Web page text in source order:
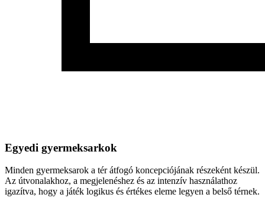
Egyedi gyermeksarkok
Minden gyermeksarok a tér átfogó koncepciójának részeként készül.
Az útvonalakhoz, a megjelenéshez és az intenzív használathoz
igazítva, hogy a játék logikus és értékes eleme legyen a belső térnek.